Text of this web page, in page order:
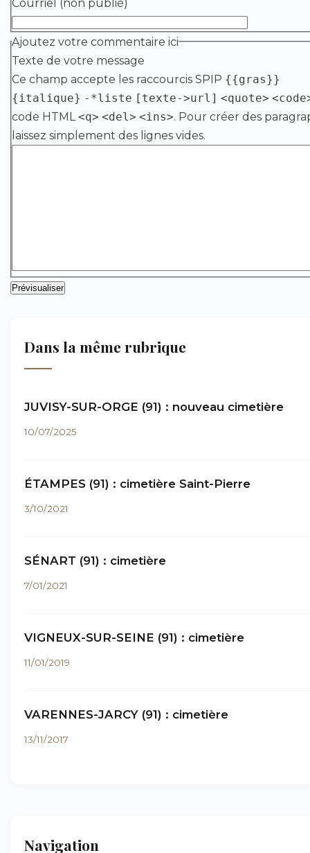
Courriel (non publié)
Ajoutez votre commentaire ici
Texte de votre message
Ce champ accepte les raccourcis SPIP {{gras}}
{italique} -*liste [texte->url] <quote>
code HTML <q> <del> <ins>. Pour créer des
laissez simplement des lignes vides.
Dans la même rubrique
JUVISY-SUR-ORGE (91) : nouveau cimetière
10/07/2025
ÉTAMPES (91) : cimetière Saint-Pierre
3/10/2021
SÉNART (91) : cimetière
7/01/2021
VIGNEUX-SUR-SEINE (91) : cimetière
11/01/2019
VARENNES-JARCY (91) : cimetière
13/11/2017
Navigation